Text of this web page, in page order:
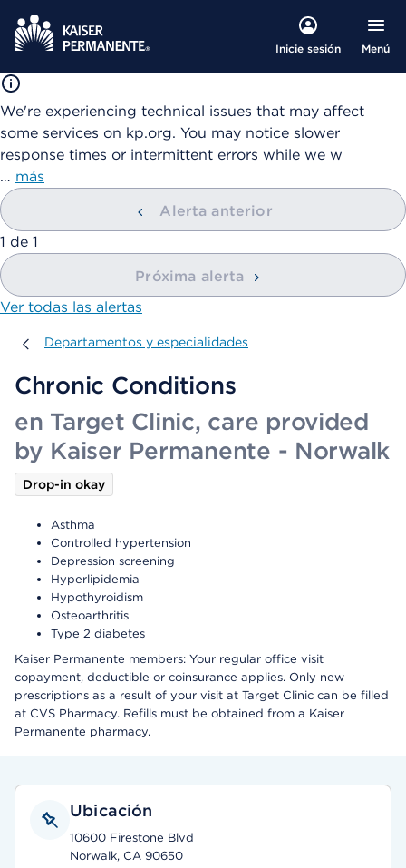
Inicie sesión Menú
We're experiencing technical issues that may affect
some services on kp.org. You may notice slower
response times or intermittent errors while we w
… más
Alerta anterior
mostrando
1 de 1
Próxima alerta
Ver todas las alertas
Departamentos y especialidades
Departamentos y especialidades
Chronic Conditions
en Target Clinic, care provided
by Kaiser Permanente - Norwalk
Drop-in okay
Asthma
Controlled hypertension
Depression screening
Hyperlipidemia
Hypothyroidism
Osteoarthritis
Type 2 diabetes
Kaiser Permanente members: Your regular office visit
copayment, deductible or coinsurance applies. Only new
prescriptions as a result of your visit at Target Clinic can be filled
at CVS Pharmacy. Refills must be obtained from a Kaiser
Permanente pharmacy.
Ubicación
10600 Firestone Blvd
Norwalk, CA 90650